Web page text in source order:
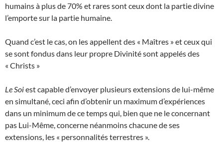
humains à plus de 70% et rares sont ceux dont la partie divine
l’emporte sur la partie humaine.
Quand c’est le cas, on les appellent des « Maîtres » et ceux qui
se sont fondus dans leur propre Divinité sont appelés des
« Christs »
Le Soiest capable d’envoyer plusieurs extensions de lui-même
en simultané, ceci afin d’obtenir un maximum d’expériences
dans un minimum de ce temps qui, bien que ne le concernant
pas Lui-Même, concerne néanmoins chacune de ses
extensions, les « personnalités terrestres ».